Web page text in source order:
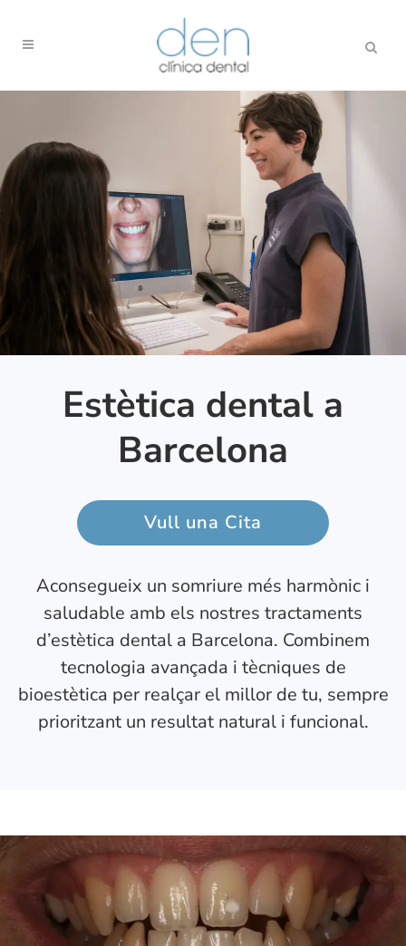
Estètica dental a
Barcelona
Vull una Cita
Aconsegueix un somriure més harmònic i
saludable amb els nostres tractaments
d’estètica dental a Barcelona. Combinem
tecnologia avançada i tècniques de
bioestètica per realçar el millor de tu, sempre
prioritzant un resultat natural i funcional.